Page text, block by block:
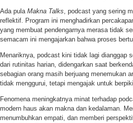
Ada pula Makna Talks, podcast yang sering
reflektif. Program ini menghadirkan
yang membuat pendengarnya merasa tidak
semacam ini mengajarkan bahwa proses
Menariknya, podcast kini tidak lagi dianggap
dari rutinitas harian, didengarkan saat
sebagian orang masih berjuang menemukan
tidak menggurui, tetapi mengajak untuk
Fenomena meningkatnya minat terhadap
modern haus akan makna dan kedalaman.
menumbuhkan empati, dan memberi